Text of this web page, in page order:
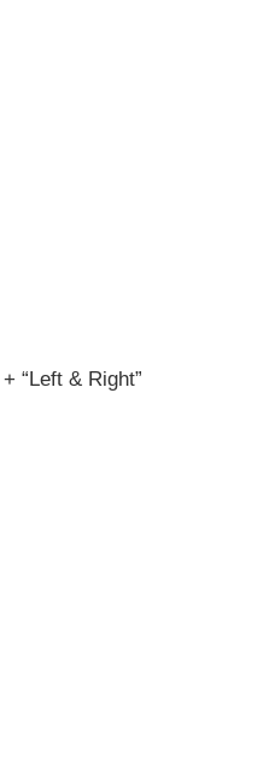
“Left & Right”